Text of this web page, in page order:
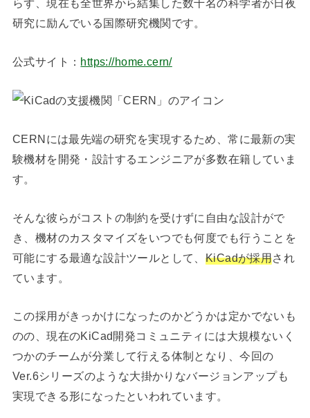
らず、現在も全世界から結集した数千名の科学者が日夜
研究に励んでいる国際研究機関です。
公式サイト： https://home.cern/
CERNには最先端の研究を実現するため、常に最新の実
験機材を開発・設計するエンジニアが多数在籍していま
す。
そんな彼らがコストの制約を受けずに自由な設計がで
き、機材のカスタマイズをいつでも何度でも行うことを
可能にする最適な設計ツールとして、 KiCadが採用され
ています。
この採用がきっかけになったのかどうかは定かでないも
のの、現在のKiCad開発コミュニティには大規模ないく
つかのチームが分業して行える体制となり、今回の
Ver.6シリーズのような大掛かりなバージョンアップも
実現できる形になったといわれています。